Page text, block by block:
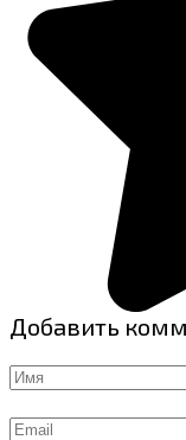
Добавить
Имя
Email